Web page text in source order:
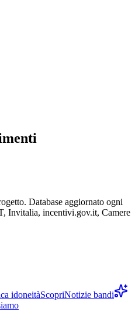
Database aggiornato ogni
Invitalia, incentivi.gov.it, Camere
idoneitàScopriNotizie bandi